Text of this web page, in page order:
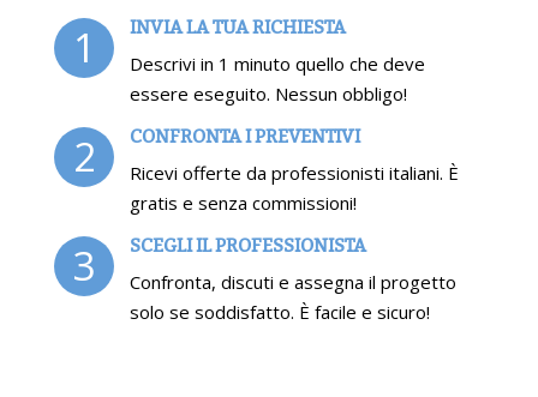
1 INVIA LA TUA RICHIESTA
Descrivi in 1 minuto quello che deve
essere eseguito. Nessun obbligo!
2 CONFRONTA I PREVENTIVI
Ricevi offerte da professionisti italiani. È
gratis e senza commissioni!
3 SCEGLI IL PROFESSIONISTA
Confronta, discuti e assegna il progetto
solo se soddisfatto. È facile e sicuro!